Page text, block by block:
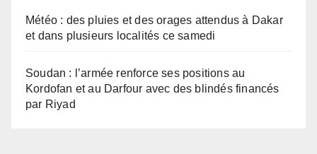
Météo : des pluies et des orages attendus à Dakar
et dans plusieurs localités ce samedi
Soudan : l’armée renforce ses positions au
Kordofan et au Darfour avec des blindés financés
par Riyad